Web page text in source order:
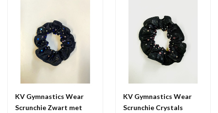
KV Gymnastics Wear
Scrunchie Zwart met
KV Gymnastics Wear
Scrunchie Crystals